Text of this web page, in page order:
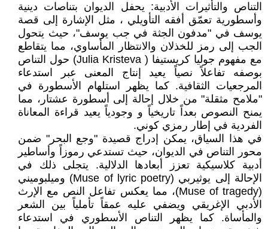
التناص والتأثيرات الأدبية: يحفل الديوان بتناصات دينية
وأسطورية تعمّق أفقه التأويلي ، مثل الإشارة إلى قصة
يوسف في "مدفون الجثة في جب يوسف"، حيث يتحول
الجب إلى رمز للخذلان والانتظار المأساوي، مما يتقاطع
مع مفهوم جوليا كريستيفا ( Julia Kristeva) حول التناص
بوصفه تفاعلاً نصياً يعيد إنتاج المعنى عبر استدعاء
المرجعيات الثقافية. كما يظهر استلهام الأسطورة في
"ملامح مثقلة" من خلال إحالة إلى أسطورة عشتار، مما
يمنح النصوص بعداً تاريخياً و وجودياً يعيد قراءة المعاناة
الفردية في إطار رمزي كوني.
في هذا السياق، يمكن إدراج قصيدة "وجع البحر" ضمن
محور التناص في الديوان، حيث تستدعي رموزاً وأساطير
أدبية كلاسيكية تعزز أبعادها الدلالية. يتجلى ذلك في
الإحالة إلى يوثيربي (Muse of lyric poetry) وميلبوميني
(Muse of tragedy)، مما يعكس تفاعل النص مع الإرث
الأدبي الإغريقي ويضفي عليه عمقاً تأملياً بين الشعر
والمأساة. كما يظهر التناص الأسطوري في استدعاء